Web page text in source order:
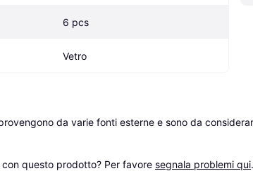
6 pcs
Vetro
da varie fonti esterne e sono da
questo prodotto? Per favore segnala problemi qui.